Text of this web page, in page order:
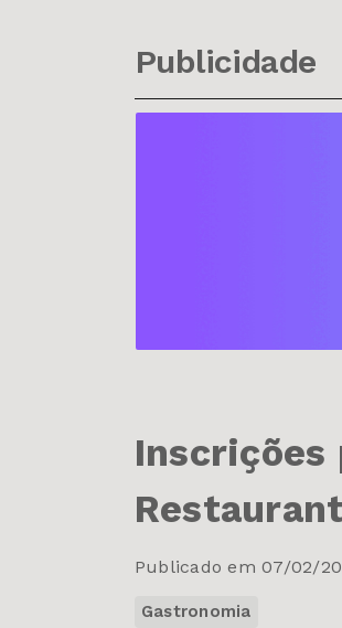
Publicidade
Inscrições
Publicado em 07/02/
Gastronomia